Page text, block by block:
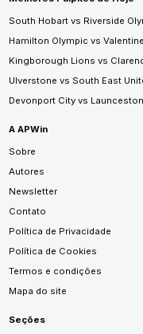
South Hobart vs Riverside
Hamilton Olympic vs Valentine
Kingborough Lions vs
Ulverstone vs South East
Devonport City vs
A APWin
Sobre
Autores
Newsletter
Contato
Política de Privacidade
Política de Cookies
Termos e condições
Mapa do site
Seções